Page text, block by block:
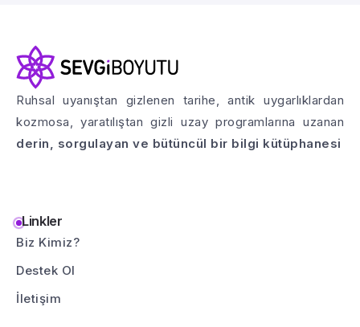
Ruhsal uyanıştan gizlenen tarihe, antik uygarlıklardan
kozmosa, yaratılıştan gizli uzay programlarına uzanan
derin, sorgulayan ve bütüncül bir bilgi kütüphanesi
Linkler
Biz Kimiz?
Destek Ol
İletişim